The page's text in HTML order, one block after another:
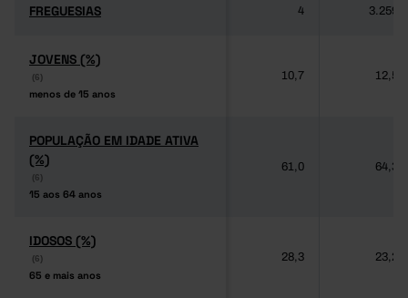
FREGUESIAS
FREGUESIAS 4 3.259
JOVENS (%)
(6)
menos de 15 anos
JOVENS (%)
(6)
menos de 15 anos
10,7 12,5
POPULAÇÃO EM IDADE ATIVA
(%)
(6)
15 aos 64 anos
POPULAÇÃO EM IDADE ATIVA
(%)
(6)
15 aos 64 anos
61,0 64,3
IDOSOS (%)
(6)
65 e mais anos
IDOSOS (%)
(6)
65 e mais anos
28,3 23,2